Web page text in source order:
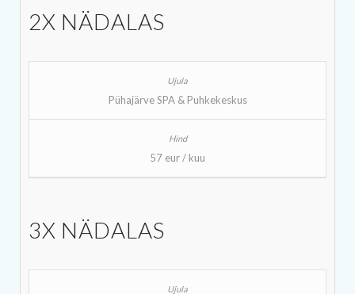
2X NÄDALAS
Pühajärve SPA & Puhkekeskus
57 eur / kuu
3X NÄDALAS